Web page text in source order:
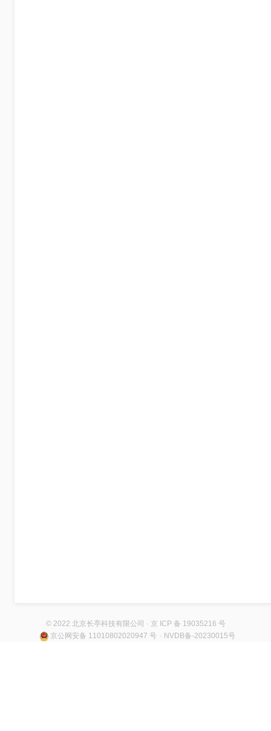
© 2022 北京长亭科技有限公司 · 京 ICP 备 19035216 号
京公网安备 11010802020947 号 · NVDB备-20230015号